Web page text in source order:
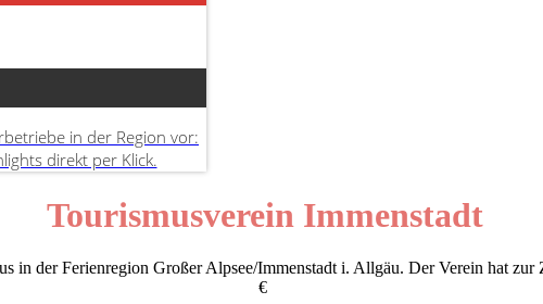
in der Region vor:
direkt per Klick.
Tourismusverein Immenstadt
in der Ferienregion Großer Alpsee/Immenstadt i. Allgäu. Der Verein hat
€